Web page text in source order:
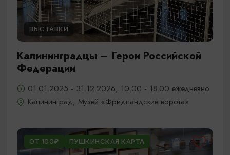
ВЫСТАВКИ
Калининградцы – Герои Российской
Федерации
01.01.2025 - 31.12.2026, 10.00 - 18.00 ежедневно
Калининград, Музей «Фридландские ворота»
ОТ 100₽ ПУШКИНСКАЯ КАРТА